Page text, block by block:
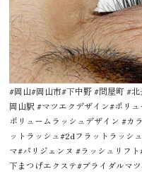
#岡山#岡山市#下中野 #問屋町 #
岡山駅 #マツエクデザイン#ボリ
ボリュームラッシュデザイン #カ
ットラッシュ#2dフラットラッシ
マ#パリジェンヌ #ラッシュリフ
下まつげエクステ#ブライダルマ